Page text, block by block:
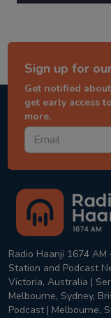
Sign up for
Get notified
get early access
more.
Radio Haanji 1674
Station and Podcast
Victoria, Australia |
Melbourne, Sydney,
Podcast | Melbourne,